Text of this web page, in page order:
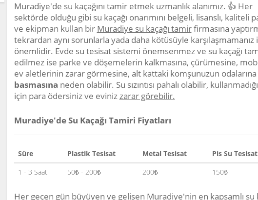
Muradiye'de su kaçağını tamir etmek uzmanlık alanımız. 👍 Her
sektörde olduğu gibi su kaçağı onarımını belgeli, lisanslı, kaliteli
ve ekipman kullan bir Muradiye su kaçağı tamirfirmasına
tekrardan aynı sorunlarla yada daha kötüsüyle karşılaşmamanız
önemlidir. Evde su tesisat sistemi önemsenmez ve su kaçağı
edilmez ise parke ve döşemelerin kalkmasına, çürümesine,
ev aletlerinin zarar görmesine, alt kattaki komşunuzun odalarına
basmasına neden olabilir. Su sızıntısı pahalı olabilir,
için para ödersiniz ve evinizzarar görebilir.
Muradiye'de Su Kaçağı Tamiri Fiyatları
Süre Plastik Tesisat Metal Tesisat
Pis Su
1 - 3 Saat
50₺ - 200₺ 200₺ 150₺
Her geçen gün büyüyen ve gelişen Muradiye'nin en kapsamlı su